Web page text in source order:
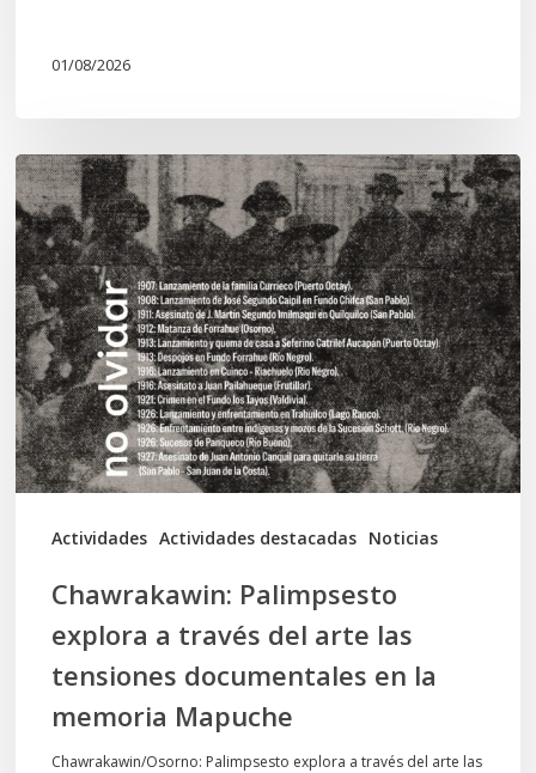
01/08/2026
Actividades Actividades destacadas Noticias
Chawrakawin:
Palimpsesto
explora
a
través
del
arte
las
tensiones
documentales
memoria
Mapuche
Chawrakawin: Palimpsesto
explora a través del arte las
tensiones documentales en la
memoria Mapuche
Chawrakawin/Osorno: Palimpsesto explora a través del arte las